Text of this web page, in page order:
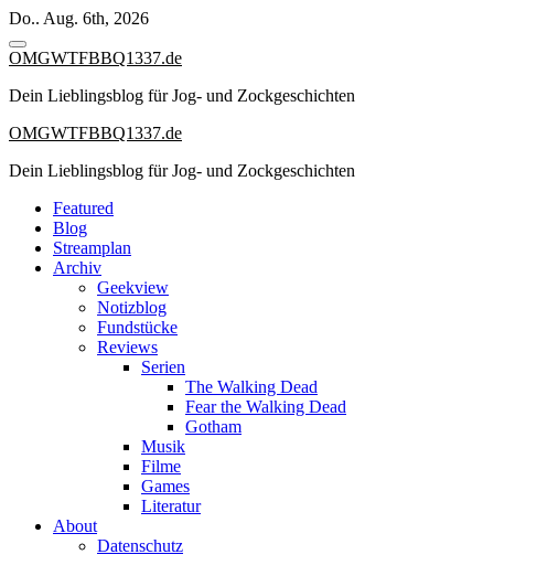
Zum
Inhalt
springen
Do.. Aug. 6th, 2026
OMGWTFBBQ1337.de
Dein Lieblingsblog für Jog- und Zockgeschichten
OMGWTFBBQ1337.de
Dein Lieblingsblog für Jog- und Zockgeschichten
Featured
Blog
Streamplan
Archiv
Geekview
Notizblog
Fundstücke
Reviews
Serien
The Walking Dead
Fear the Walking Dead
Gotham
Musik
Filme
Games
Literatur
About
Datenschutz